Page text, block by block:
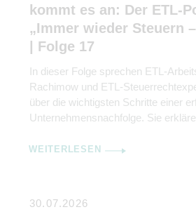
kommt es an: Der ETL-
„Immer wieder Steuern
| Folge 17
In dieser Folge sprechen ETL-
Rachimow und ETL-
über die wichtigsten Schritte einer
Unternehmensnachfolge. Sie
steuerliche Gestaltung.
WEITERLESEN
30.07.2026